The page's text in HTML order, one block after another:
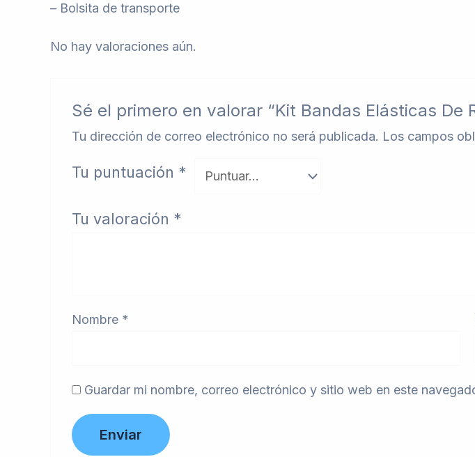
– Bolsita de transporte
No hay valoraciones aún.
Sé el primero en valorar “Kit Bandas Elásticas De
Tu dirección de correo electrónico no será publicada. Los campos
Tu puntuación *
Tu valoración *
Nombre *
Guardar mi nombre, correo electrónico y sitio web en este